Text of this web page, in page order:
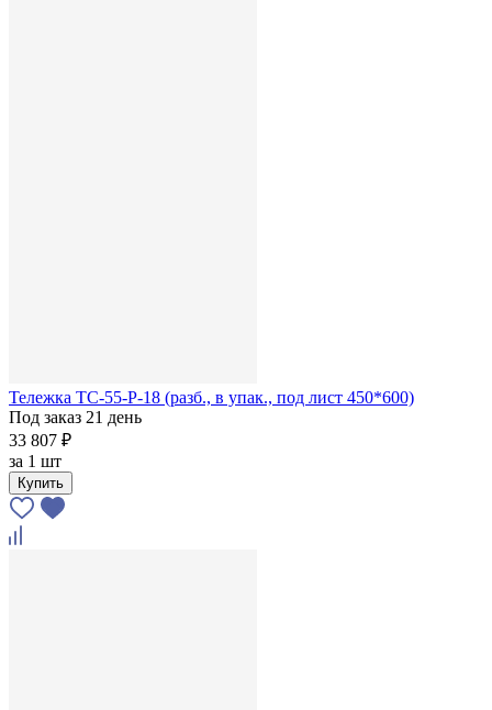
Тележка ТС-55-Р-18 (разб., в упак., под лист 450*600)
Под заказ 21 день
33 807 ₽
за 1 шт
Купить